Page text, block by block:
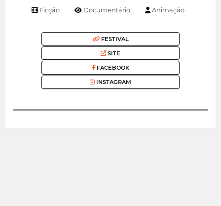
Ficção Documentário Animação
FESTIVAL
SITE
FACEBOOK
INSTAGRAM